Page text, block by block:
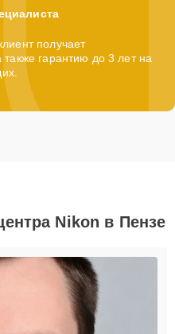
получает
гарантию до 3 лет на
Nikon в Пензе